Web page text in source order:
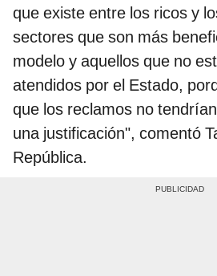
que existe entre los ricos y
sectores que son más
modelo y aquellos que no
atendidos por el Estado,
que los reclamos no
una justificación", comentó
República.